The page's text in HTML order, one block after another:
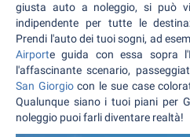
giusta auto a noleggio, si può
indipendente per tutte le
Prendi l'auto dei tuoi sogni, ad
Airporte guida con essa sopra
l'affascinante scenario,
San Giorgiocon le sue case
Qualunque siano i tuoi piani per
noleggio puoi farli diventare realtà!